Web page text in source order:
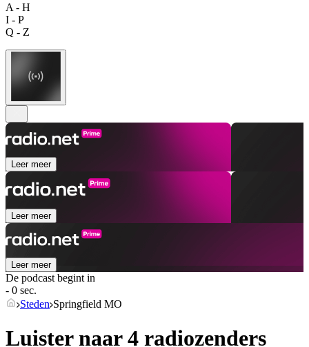
A - H
I - P
Q - Z
Leer meer
Leer meer
Leer meer
De podcast begint in
- 0 sec.
Steden Springfield MO
Luister naar 4 radiozenders